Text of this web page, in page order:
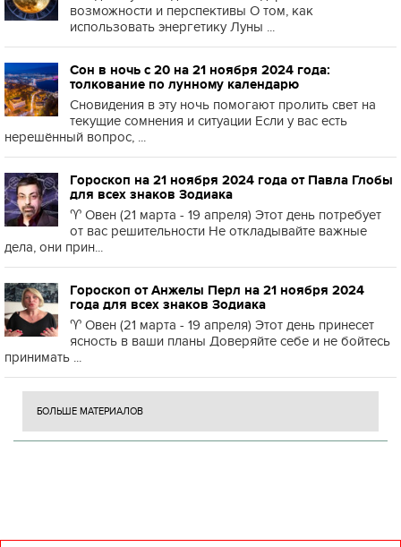
возможности и перспективы О том, как
использовать энергетику Луны ...
Сон в ночь с 20 на 21 ноября 2024 года:
толкование по лунному календарю
Сновидения в эту ночь помогают пролить свет на
текущие сомнения и ситуации Если у вас есть
нерешённый вопрос, ...
Гороскоп на 21 ноября 2024 года от Павла Глобы
для всех знаков Зодиака
♈️ Овен (21 марта - 19 апреля) Этот день потребует
от вас решительности Не откладывайте важные
дела, они прин...
Гороскоп от Анжелы Перл на 21 ноября 2024
года для всех знаков Зодиака
♈️ Овен (21 марта - 19 апреля) Этот день принесет
ясность в ваши планы Доверяйте себе и не бойтесь
принимать ...
БОЛЬШЕ МАТЕРИАЛОВ